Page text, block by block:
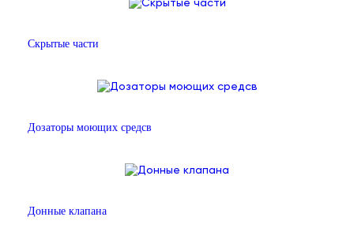
Скрытые части
Дозаторы моющих средсв
Донные клапана